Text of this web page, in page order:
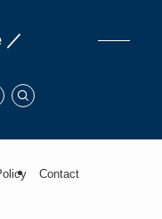
／
Contact